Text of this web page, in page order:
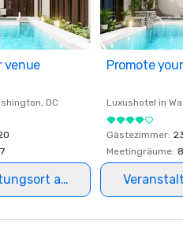
venue
, DC
auswählen
Promote
Luxushotel in
Gästezimmer:
Meetingräume: 8